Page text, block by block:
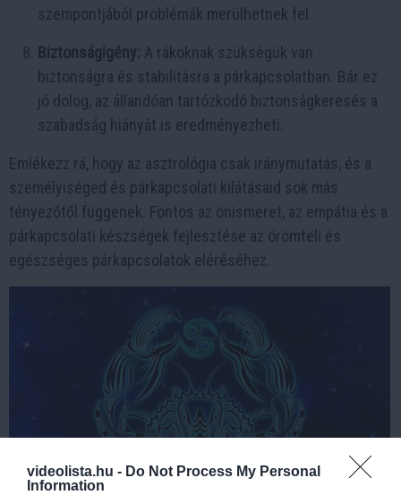
videolista.hu - Do Not Process My Personal
Information
szempontjából problémák merülhetnek fel.
Biztonságigény: A rákoknak szükségük van
biztonságra és stabilitásra a párkapcsolatban. Bár ez
jó dolog, az állandóan tartózkodó biztonságkeresés a
szabadság hiányát is eredményezheti.
Emlékezz rá, hogy az asztrológia csak iránymutatás, és a
személyiséged és párkapcsolati kilátásaid sok más
tényezőtől függenek. Fontos az önismeret, az empátia és a
párkapcsolati készségek fejlesztése az örömteli és
egészséges párkapcsolatok eléréséhez.